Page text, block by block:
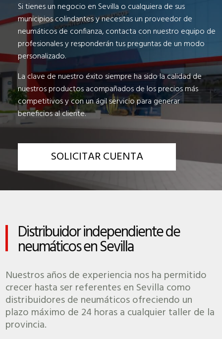
Si tienes un negocio en Sevilla o cualquiera de sus
municipios colindantes y necesitas un proveedor de
neumáticos de confianza, contacta con nuestro equipo de
profesionales y responderán tus preguntas de un modo
personalizado.
La clave de nuestro éxito siempre ha sido la calidad de
nuestros productos acompañados de los precios más
competitivos y con un ágil servicio para generar
beneficios al cliente.
SOLICITAR CUENTA
Distribuidor independiente de
neumáticos en Sevilla
Nuestros años de experiencia nos ha permitido
crecer hasta ser referentes en Sevilla como
distribuidores de neumáticos ofreciendo un
plazo máximo de 24 horas a cualquier taller de la
provincia.